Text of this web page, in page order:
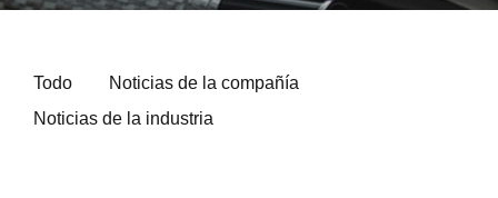
Todo
Noticias de la compañía
Noticias de la industria